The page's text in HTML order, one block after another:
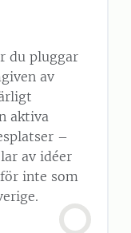
du pluggar
av
aktiva
–
av idéer
inte som